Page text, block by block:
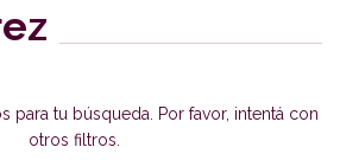
para tu búsqueda. Por favor, intentá con
otros filtros.